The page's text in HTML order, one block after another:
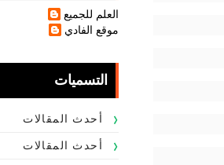
العلم للجميع
موقع الفادي
التسميات
أحدث المقالات
أحدث المقالات